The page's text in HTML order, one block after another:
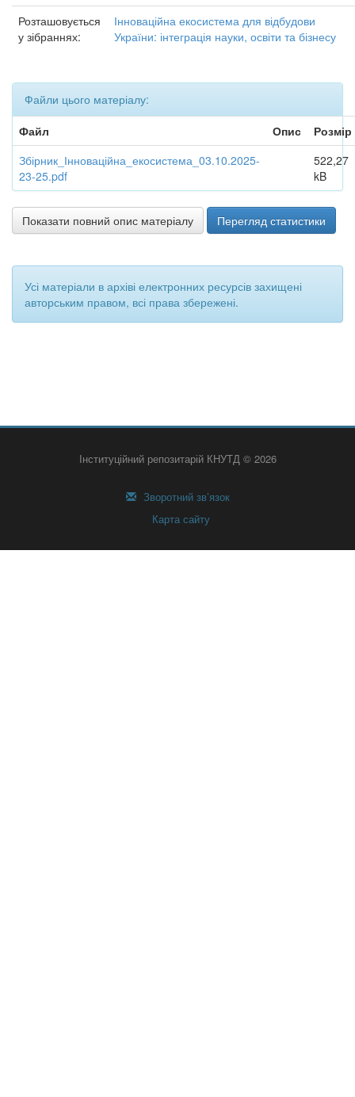
Розташовується
у зібраннях:
Інноваційна екосистема для відбудови
України: інтеграція науки, освіти та бізнесу
Файли цього матеріалу:
Файл
Опис
Розмір
Збірник_Інноваційна_екосистема_03.10.2025-
23-25.pdf
522,27
kB
Показати повний опис матеріалу Перегляд статистики
Усі матеріали в архіві електронних ресурсів захищені
авторським правом, всі права збережені.
Інституційний репозитарій КНУТД © 2026
Зворотний зв’язок
Карта сайту